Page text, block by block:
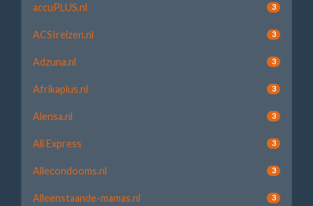
accuPLUS.nl 3
ACSIreizen.nl 3
Adzuna.nl 3
Afrikaplus.nl 3
Alensa.nl 3
Ali Express 3
Allecondooms.nl 3
Alleenstaande-mamas.nl 3